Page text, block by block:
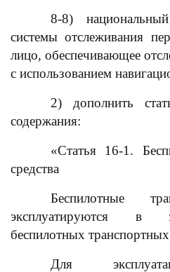
8-8)
системы отслеживания
лицо, обеспечивающее
с использованием
2) дополнить
содержания:
«Статья 16-1.
средства
Беспилотные
эксплуатируются в
беспилотных транспортных
Для